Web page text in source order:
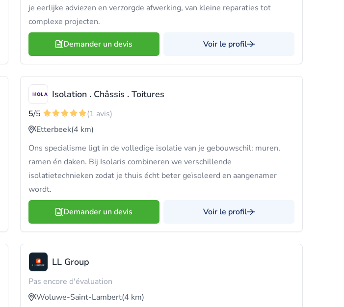
je eerlijke adviezen en verzorgde afwerking, van kleine reparaties tot
complexe projecten.
Demander un devis Voir le profil
Isolation . Châssis . Toitures
5/5
(1 avis)
Etterbeek(4 km)
Ons specialisme ligt in de volledige isolatie van je gebouwschil: muren,
ramen én daken. Bij Isolaris combineren we verschillende
isolatietechnieken zodat je thuis écht beter geïsoleerd en aangenamer
wordt.
Demander un devis Voir le profil
LL Group
Pas encore d'évaluation
Woluwe-Saint-Lambert(4 km)